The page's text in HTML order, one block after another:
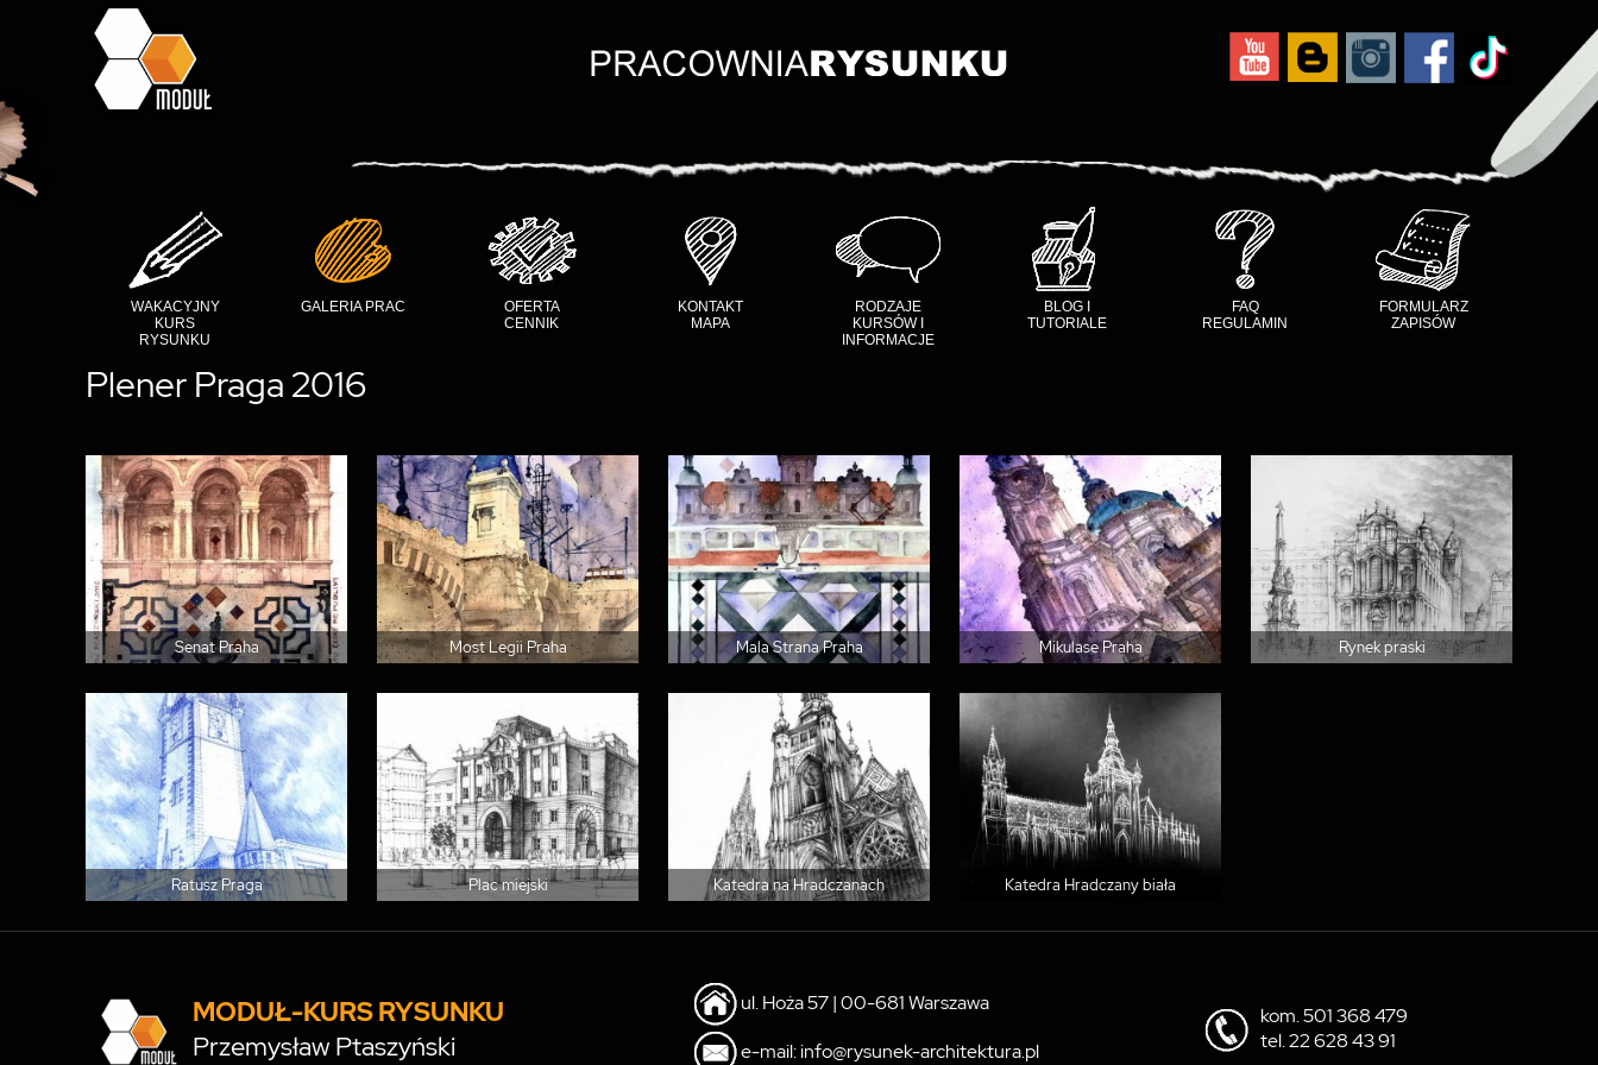
WAKACYJNY
KURS
RYSUNKU
GALERIA PRAC
OFERTA
CENNIK
KONTAKT
MAPA
RODZAJE
KURSÓW I
INFORMACJE
BLOG I
TUTORIALE
FAQ
REGULAMIN
FORMULARZ
ZAPISÓW
Plener Praga 2016
Senat Praha Most Legii Praha Mala Strana Praha Mikulase Praha Rynek praski
Ratusz Praga Plac miejski Katedra na Hradczanach Katedra Hradczany biała
MODUŁ-KURS RYSUNKU
Przemysław Ptaszyński
ul. Hoża 57 | 00-681 Warszawa
e-mail: info@rysunek-architektura.pl
kom.501 368 479
tel.22 628 43 91